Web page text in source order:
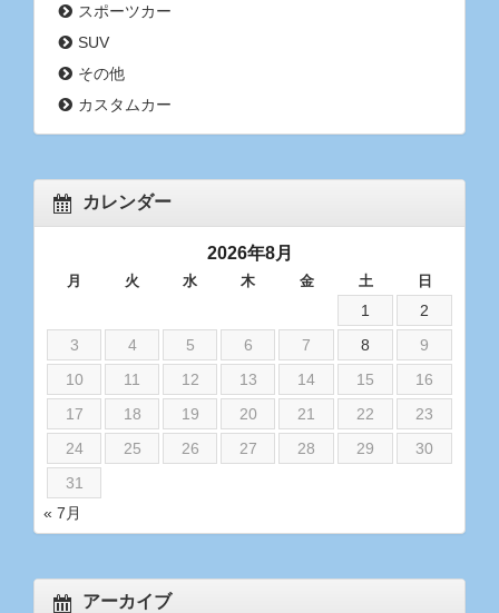
スポーツカー
SUV
その他
カスタムカー
カレンダー
2026年8月
月 火 水 木 金 土 日
1
2
3
4 5 6 7 8
9
10
11 12 13 14 15
16
17
18 19 20 21 22
23
24
25 26 27 28 29
30
31
« 7月
アーカイブ